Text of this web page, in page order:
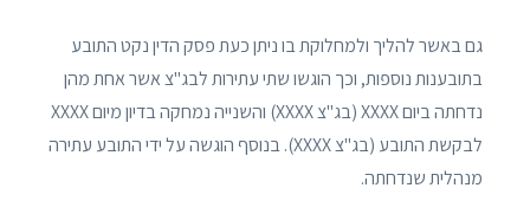
גם באשר להליך ולמחלוקת בו ניתן כעת פסק הדין נקט התובע
בתובענות נוספות, וכך הוגשו שתי עתירות לבג"צ אשר אחת מהן
נדחתה ביום XXXX (בג"צ XXXX) והשנייה נמחקה בדיון מיום XXXX
לבקשת התובע (בג"צ XXXX). בנוסף הוגשה על ידי התובע עתירה
מנהלית שנדחתה.